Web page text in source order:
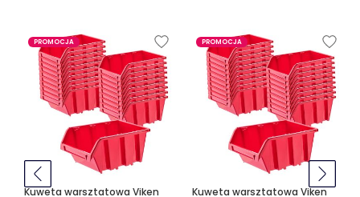
PROMOCJA
Kuweta warsztatowa Viken
PROMOCJA
Kuweta warsztatowa Viken